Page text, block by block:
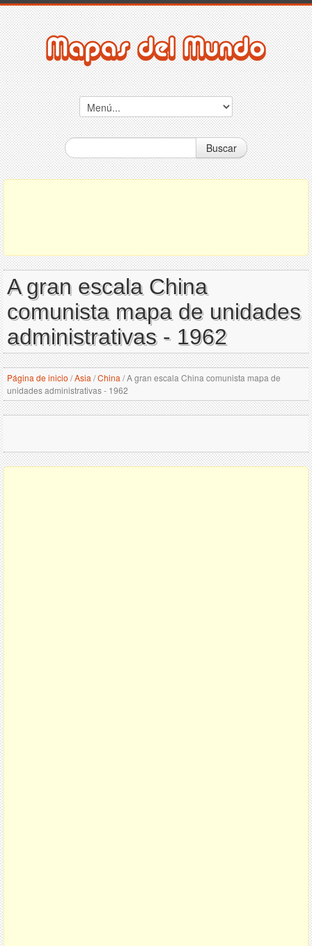
Buscar
A gran escala China
comunista mapa de unidades
administrativas - 1962
Página de inicio /Asia /China /A gran escala China comunista mapa de
unidades administrativas - 1962